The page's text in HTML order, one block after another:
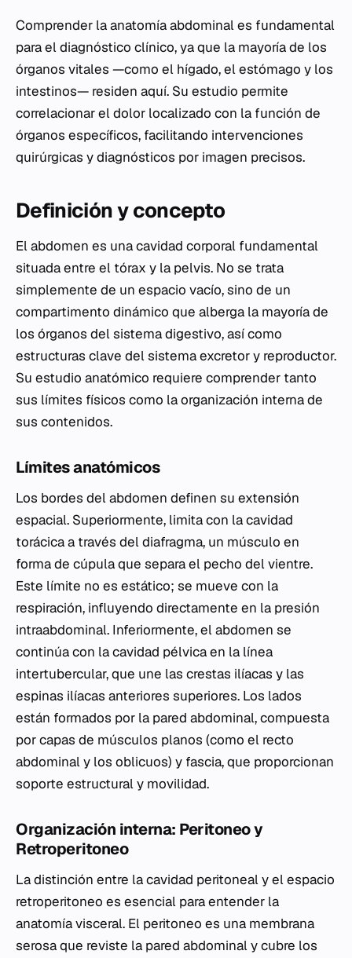
Comprender la anatomía abdominal es fundamental
para el diagnóstico clínico, ya que la mayoría de los
órganos vitales —como el hígado, el estómago y los
intestinos— residen aquí. Su estudio permite
correlacionar el dolor localizado con la función de
órganos específicos, facilitando intervenciones
quirúrgicas y diagnósticos por imagen precisos.
Definición y concepto
El abdomen es una cavidad corporal fundamental
situada entre el tórax y la pelvis. No se trata
simplemente de un espacio vacío, sino de un
compartimento dinámico que alberga la mayoría de
los órganos del sistema digestivo, así como
estructuras clave del sistema excretor y reproductor.
Su estudio anatómico requiere comprender tanto
sus límites físicos como la organización interna de
sus contenidos.
Límites anatómicos
Los bordes del abdomen definen su extensión
espacial. Superiormente, limita con la cavidad
torácica a través del diafragma, un músculo en
forma de cúpula que separa el pecho del vientre.
Este límite no es estático; se mueve con la
respiración, influyendo directamente en la presión
intraabdominal. Inferiormente, el abdomen se
continúa con la cavidad pélvica en la línea
intertubercular, que une las crestas ilíacas y las
espinas ilíacas anteriores superiores. Los lados
están formados por la pared abdominal, compuesta
por capas de músculos planos (como el recto
abdominal y los oblicuos) y fascia, que proporcionan
soporte estructural y movilidad.
Organización interna: Peritoneo y
Retroperitoneo
La distinción entre la cavidad peritoneal y el espacio
retroperitoneo es esencial para entender la
anatomía visceral. El peritoneo es una membrana
serosa que reviste la pared abdominal y cubre los